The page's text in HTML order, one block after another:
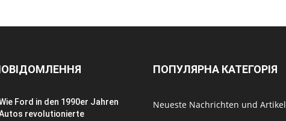
Ford in den 1990er Jahren
revolutionierte
ПОПУЛЯРНА КАТЕГОРІЯ
Neueste Nachrichten und Artikel